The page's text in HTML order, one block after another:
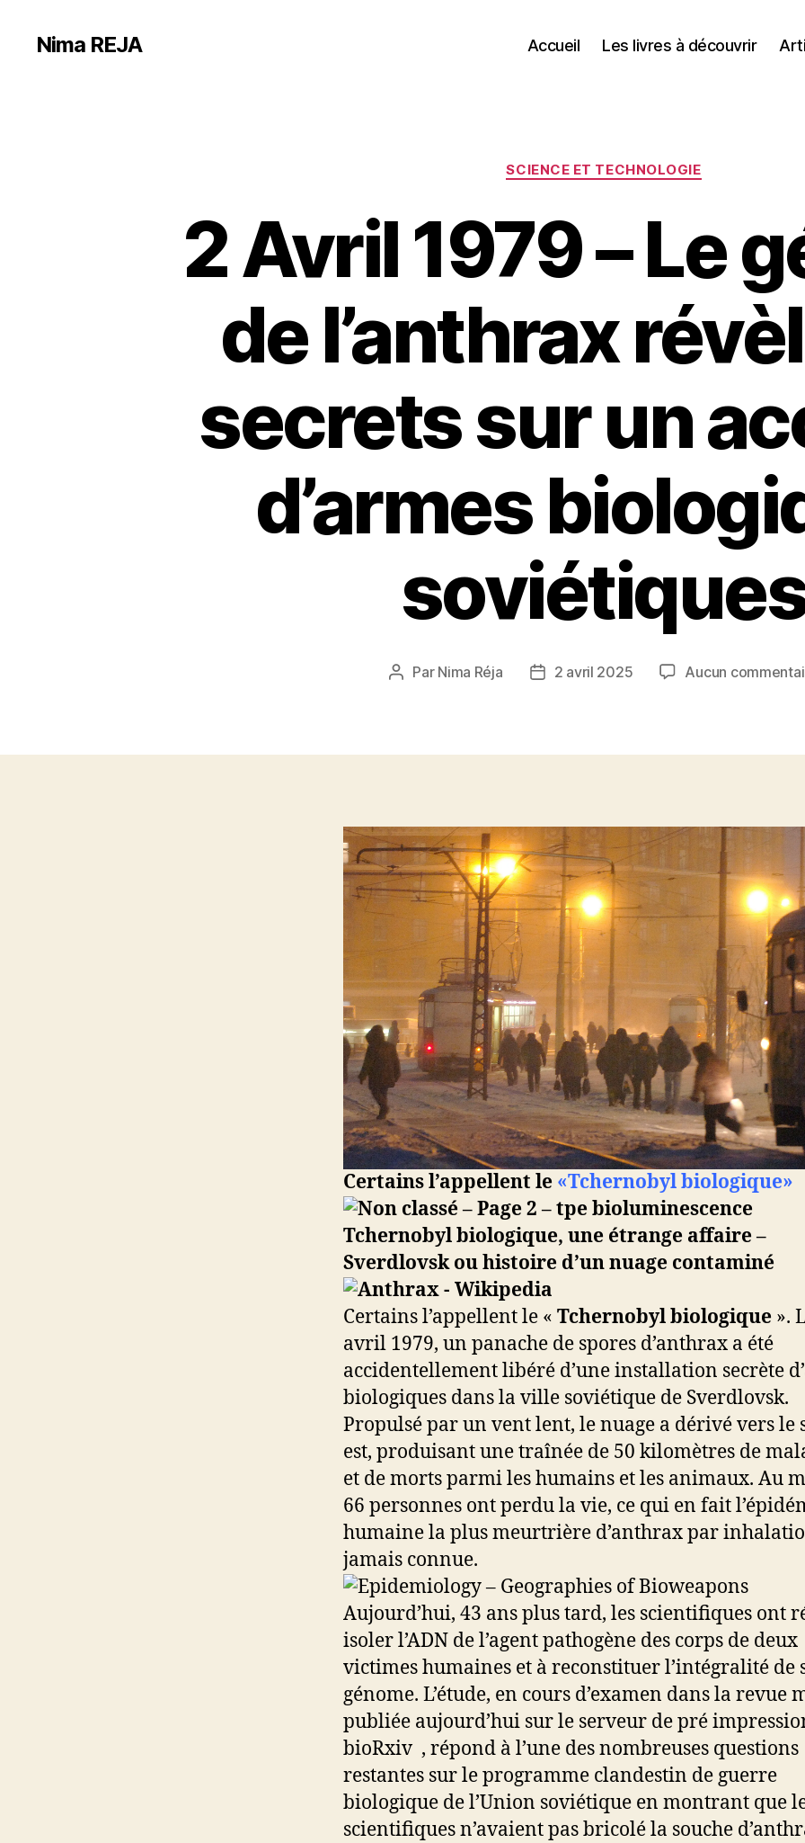
Nima REJA Accueil Les livres à découvrir
Catégories
SCIENCE ET TECHNOLOGIE
2 Avril 1979 – Le
de l’anthrax
secrets sur un
d’armes
Auteur
Par Nima Réja
Date2 avril 2025 Aucun
Certains l’appellent le «Tchernobyl biologique»
Tchernobyl biologique, une étrange affaire –
Sverdlovsk ou histoire d’un nuage contaminé
Certains l’appellent le « Tchernobyl biologique ».
avril 1979, un panache de spores d’anthrax a été
accidentellement libéré d’une installation secrète
biologiques dans la ville soviétique de Sverdlovsk.
Propulsé par un vent lent, le nuage a dérivé vers le
est, produisant une traînée de 50 kilomètres de
et de morts parmi les humains et les animaux. Au
66 personnes ont perdu la vie, ce qui en fait
humaine la plus meurtrière d’anthrax par
jamais connue.
Aujourd’hui, 43 ans plus tard, les scientifiques ont
isoler l’ADN de l’agent pathogène des corps de deux
victimes humaines et à reconstituer l’intégralité de
génome. L’étude, en cours d’examen dans la revue
publiée aujourd’hui sur le serveur de pré
bioRxiv , répond à l’une des nombreuses questions
restantes sur le programme clandestin de guerre
biologique de l’Union soviétique en montrant que
scientifiques n’avaient pas bricolé la souche